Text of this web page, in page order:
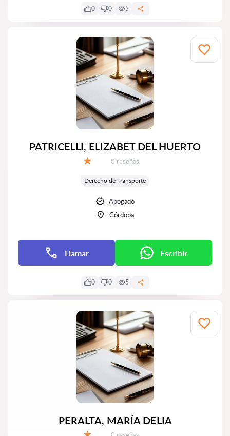
0 0 5
PATRICELLI, ELIZABET DEL HUERTO
Número de reseñas:
0 reseñas
Derecho de Transporte
Abogado
Córdoba
Llamar Escribir
0 0 5
PERALTA, MARÍA DELIA
Número de reseñas: